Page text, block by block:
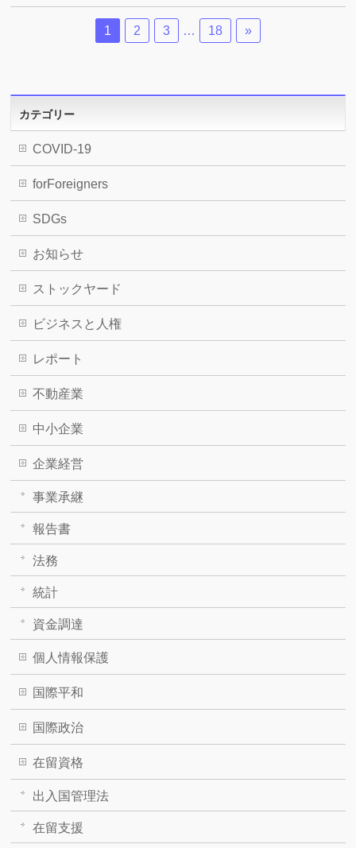
1 2 3 … 18 »
カテゴリー
COVID-19
forForeigners
SDGs
お知らせ
ストックヤード
ビジネスと人権
レポート
不動産業
中小企業
企業経営
事業承継
報告書
法務
統計
資金調達
個人情報保護
国際平和
国際政治
在留資格
出入国管理法
在留支援